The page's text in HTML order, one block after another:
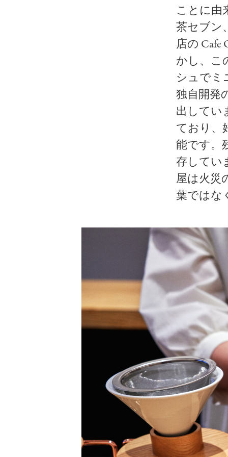
ことに由
茶セブン
店の Cafe
かし、こ
シュでミ
独自開発
出してい
ており、
能です。
存してい
屋は火災
葉ではな